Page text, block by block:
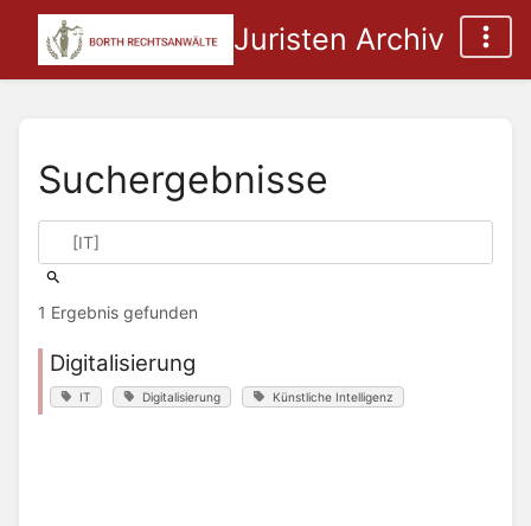
Juristen Archiv
Suchergebnisse
1 Ergebnis gefunden
Digitalisierung
IT Digitalisierung Künstliche Intelligenz